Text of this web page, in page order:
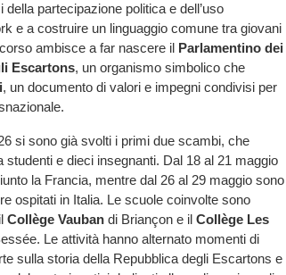
partecipazione politica e dell’uso
e a costruire un linguaggio comune tra giovani
ambisce a far nascere il Parlamentino dei
Escartons, un organismo simbolico che
, un documento di valori e impegni condivisi per
si sono già svolti i primi due scambi, che
studenti e dieci insegnanti. Dal 18 al 21 maggio
la Francia, mentre dal 26 al 29 maggio sono
ospitati in Italia. Le scuole coinvolte sono
Collège Vauban di Briançon e il Collège Les
Le attività hanno alternato momenti di
sulla storia della Repubblica degli Escartons e